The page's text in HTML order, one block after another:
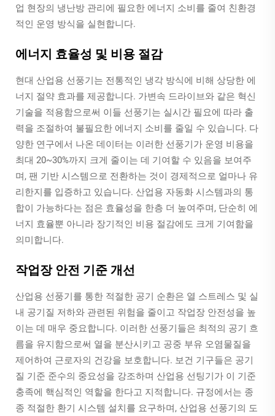
업 현장의 냉난방 관리에 필요한 에너지 소비를 줄여 친환경
적인 운영 방식을 실현합니다.
에너지 효율성 및 비용 절감
현대 산업용 선풍기는 전통적인 냉각 방식에 비해 상당한 에
너지 절약 효과를 제공합니다. 가변속 드라이브와 같은 혁신
기술을 적용함으로써 이들 선풍기는 실시간 필요에 따라 출
력을 조절하여 불필요한 에너지 소비를 줄일 수 있습니다. 다
양한 연구에서 나온 데이터는 이러한 선풍기가 운영 비용을
최대 20~30%까지 크게 줄이는 데 기여할 수 있음을 보여주
며, 팬 기반 시스템으로 전환하는 것이 경제적으로 얼마나 유
리한지를 입증하고 있습니다. 산업용 자동화 시스템과의 통
합이 가능하다는 점은 효율성을 한층 더 높여주며, 단순히 에
너지 효율뿐 아니라 장기적인 비용 절감에도 크게 기여함을
의미합니다.
작업장 안전 기준 개선
산업용 선풍기를 통한 적절한 공기 순환은 열 스트레스 및 실
내 공기질 저하와 관련된 위험을 줄이고 작업장 안전성을 높
이는 데 매우 중요합니다. 이러한 선풍기들은 최적의 공기 흐
름을 유지함으로써 열을 분산시키고 공중 부유 오염물질을
제어하여 근로자의 건강을 보호합니다. 보건 기구들은 공기
질 기준 준수의 중요성을 강조하며 산업용 선팅기가 이 기준
충족에 핵심적인 역할을 한다고 지적합니다. 규정에서는 종
종 적절한 환기 시스템 설치를 요구하며, 산업용 선풍기의 도